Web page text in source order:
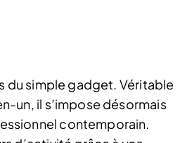
du simple gadget. Véritable
un, il s’impose désormais
contemporain.